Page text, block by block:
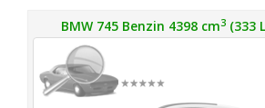
BMW 745 Benzin 4398 cm3(333